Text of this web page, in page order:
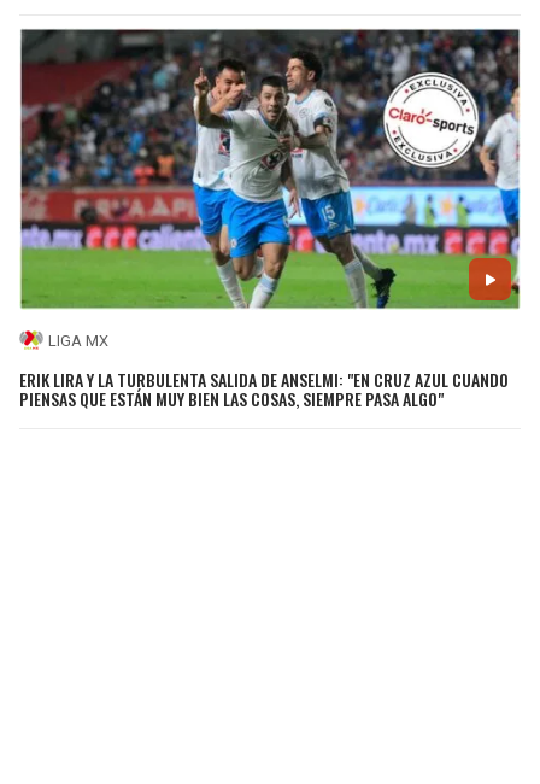
LIGA MX
ERIK LIRA Y LA TURBULENTA SALIDA DE ANSELMI: "EN CRUZ AZUL CUANDO
PIENSAS QUE ESTÁN MUY BIEN LAS COSAS, SIEMPRE PASA ALGO"